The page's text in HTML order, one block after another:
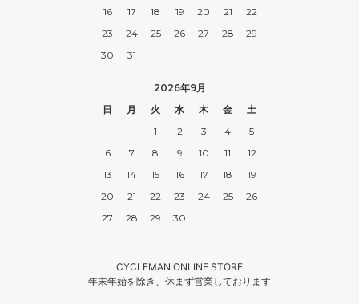
16
17 18 19 20 21
22
23
24 25 26 27 28
29
30
31
2026年9月
日
月 火 水 木 金
土
1
2 3 4
5
6
7 8 9 10 11
12
13
14 15 16 17 18
19
20
21 22 23 24 25
26
27
28 29 30
CYCLEMAN ONLINE STORE
年末年始を除き、休まず営業しております